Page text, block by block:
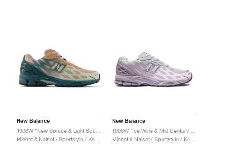
New Balance New Balance
Miehet & Naiset / Sportstyle / Kengät